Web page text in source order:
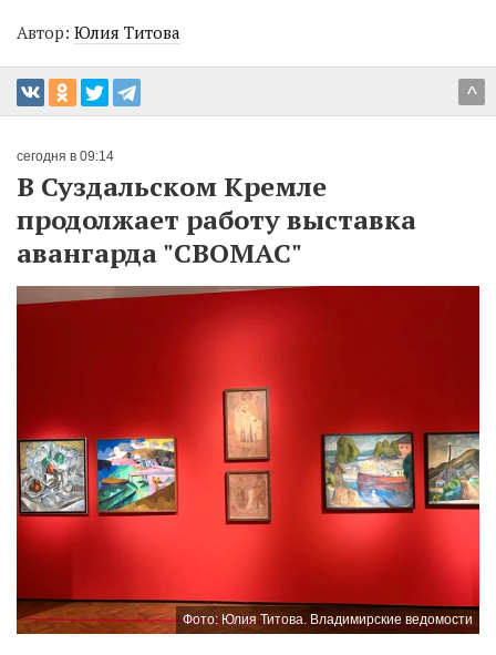
Автор: Юлия Титова
^
сегодня в 09:14
В Суздальском Кремле
продолжает работу выставка
авангарда "СВОМАС"
Фото: Юлия Титова. Владимирские ведомости